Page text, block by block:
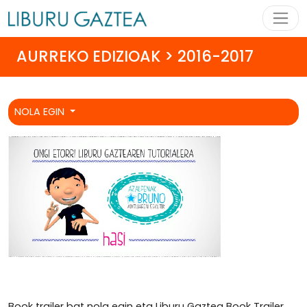
AURREKO EDIZIOAK > 2016-2017
NOLA EGIN